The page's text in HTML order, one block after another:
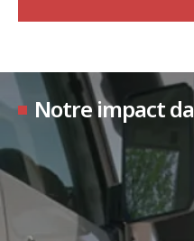
Notre impact